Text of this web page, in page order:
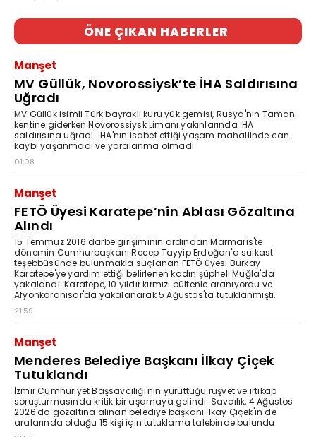
ÖNE ÇIKAN HABERLER
Manşet
MV Güllük, Novorossiysk’te İHA Saldırısına
Uğradı
MV Güllük isimli Türk bayraklı kuru yük gemisi, Rusya'nın Taman
kentine giderken Novorossiysk Limanı yakınlarında İHA
saldırısına uğradı. İHA'nın isabet ettiği yaşam mahallinde can
kaybı yaşanmadı ve yaralanma olmadı.
01:08
Manşet
FETÖ Üyesi Karatepe’nin Ablası Gözaltına
Alındı
15 Temmuz 2016 darbe girişiminin ardından Marmaris'te
dönemin Cumhurbaşkanı Recep Tayyip Erdoğan'a suikast
teşebbüsünde bulunmakla suçlanan FETÖ üyesi Burkay
Karatepe'ye yardım ettiği belirlenen kadın şüpheli Muğla'da
yakalandı. Karatepe, 10 yıldır kırmızı bültenle aranıyordu ve
Afyonkarahisar'da yakalanarak 5 Ağustos'ta tutuklanmıştı.
21:59
Manşet
Menderes Belediye Başkanı İlkay Çiçek
Tutuklandı
İzmir Cumhuriyet Başsavcılığı'nın yürüttüğü rüşvet ve irtikap
soruşturmasında kritik bir aşamaya gelindi. Savcılık, 4 Ağustos
2026'da gözaltına alınan belediye başkanı İlkay Çiçek'in de
aralarında olduğu 15 kişi için tutuklama talebinde bulundu.